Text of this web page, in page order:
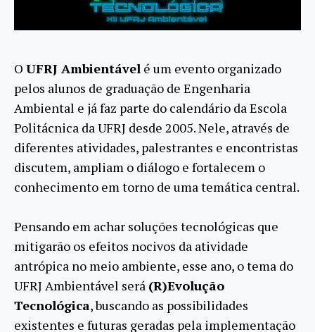
O UFRJ Ambientável é um evento organizado
pelos alunos de graduação de Engenharia
Ambiental e já faz parte do calendário da Escola
Politácnica da UFRJ desde 2005. Nele, através de
diferentes atividades, palestrantes e encontristas
discutem, ampliam o diálogo e fortalecem o
conhecimento em torno de uma temática central.
Pensando em achar soluções tecnológicas que
mitigarão os efeitos nocivos da atividade
antrópica no meio ambiente, esse ano, o tema do
UFRJ Ambientável será (R)Evolução
Tecnológica, buscando as possibilidades
existentes e futuras geradas pela implementação